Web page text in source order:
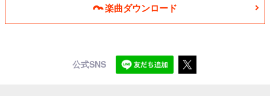
楽曲ダウンロード
公式SNS